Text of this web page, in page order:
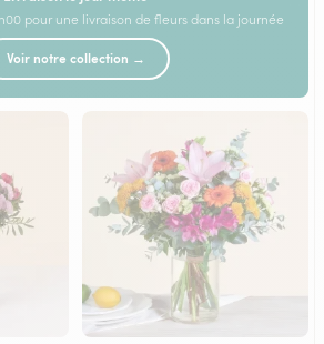
pour une livraison de fleurs dans la journée
Voir notre collection →